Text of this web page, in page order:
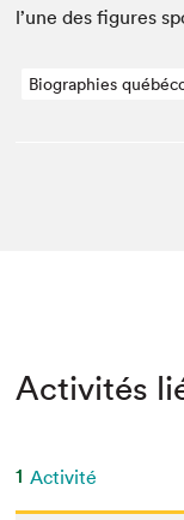
l’une des fig­ures
Biographies
Activités
1 Activité